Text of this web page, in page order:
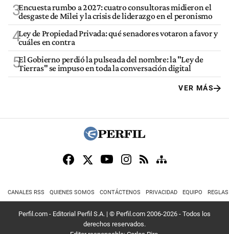
3Encuesta rumbo a 2027: cuatro consultoras midieron el
desgaste de Milei y la crisis de liderazgo en el peronismo
4Ley de Propiedad Privada: qué senadores votaron a favor y
cuáles en contra
5El Gobierno perdió la pulseada del nombre: la "Ley de
Tierras" se impuso en toda la conversación digital
VER MÁS
CANALES RSS QUIENES SOMOS CONTÁCTENOS PRIVACIDAD EQUIPO
Perfil.com - Editorial Perfil S.A. | © Perfil.com 2006-2026 - Todos los
derechos reservados.